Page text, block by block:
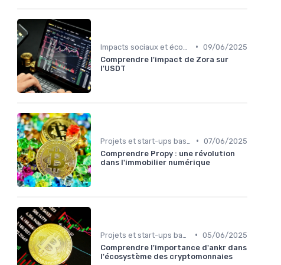
• 09/06/2025
Comprendre l'impact de Zora sur
l'USDT
• 07/06/2025
Comprendre Propy : une révolution
dans l'immobilier numérique
• 05/06/2025
Comprendre l'importance d'ankr dans
l'écosystème des cryptomonnaies